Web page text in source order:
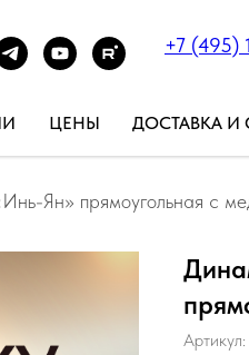
+7 (495)
ЦЕНЫ ДОСТАВКА И
Ян» прямоугольная с
Артикул: